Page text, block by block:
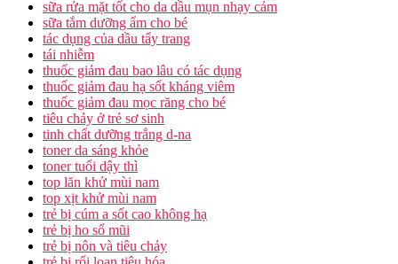
sữa rửa mặt tốt cho da dầu mụn nhạy cảm
sữa tắm dưỡng ẩm cho bé
tác dụng của dầu tẩy trang
tái nhiễm
thuốc giảm đau bao lâu có tác dụng
thuốc giảm đau hạ sốt kháng viêm
thuốc giảm đau mọc răng cho bé
tiêu chảy ở trẻ sơ sinh
tinh chất dưỡng trắng d-na
toner da sáng khỏe
toner tuổi dậy thì
top lăn khử mùi nam
top xịt khử mùi nam
trẻ bị cúm a sốt cao không hạ
trẻ bị ho sổ mũi
trẻ bị nôn và tiêu chảy